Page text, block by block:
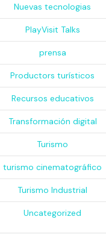
Nuevas tecnologias
PlayVisit Talks
prensa
Productors turísticos
Recursos educativos
Transformación digital
Turismo
turismo cinematográfico
Turismo Industrial
Uncategorized